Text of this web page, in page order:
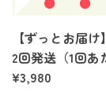
【ずっとお届
2回発送（1回あ
¥3,980